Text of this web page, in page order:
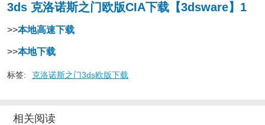
3ds 克洛诺斯之门欧版CIA下载【3dsware】1
>>本地高速下载
>>本地下载
标签: 克洛诺斯之门3ds欧版下载
相关阅读